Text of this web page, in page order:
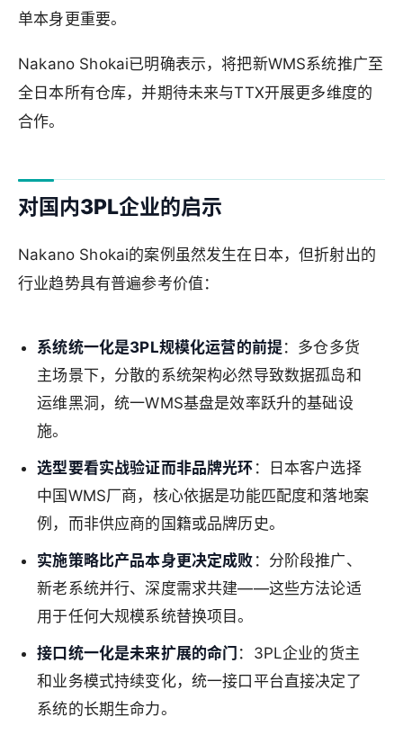
单本身更重要。
Nakano Shokai已明确表示，将把新WMS系统推广至
全日本所有仓库，并期待未来与TTX开展更多维度的
合作。
对国内3PL企业的启示
Nakano Shokai的案例虽然发生在日本，但折射出的
行业趋势具有普遍参考价值：
系统统一化是3PL规模化运营的前提：多仓多货
主场景下，分散的系统架构必然导致数据孤岛和
运维黑洞，统一WMS基盘是效率跃升的基础设
施。
选型要看实战验证而非品牌光环 ：日本客户选择
中国WMS厂商，核心依据是功能匹配度和落地案
例，而非供应商的国籍或品牌历史。
实施策略比产品本身更决定成败 ：分阶段推广、
新老系统并行、深度需求共建——这些方法论适
用于任何大规模系统替换项目。
接口统一化是未来扩展的命门 ：3PL企业的货主
和业务模式持续变化，统一接口平台直接决定了
系统的长期生命力。